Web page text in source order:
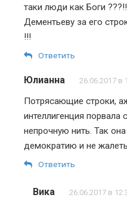
таки люди как Боги
Дементьеву за его
!!!
Ответить
Юлианна 26.06.2017 в
Потрясающие строки,
интеллигенция порвала
непрочную нить. Так
демократию и не жалеть.
Ответить
Вика 26.06.2017 в